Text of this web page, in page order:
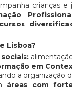
crianças e
Lisboa?
em
a organização
áreas com